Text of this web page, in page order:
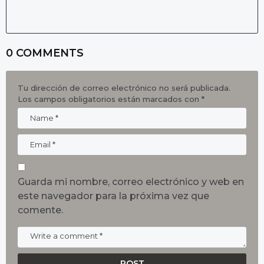
0 COMMENTS
Tu dirección de correo electrónico no será publicada.
Los campos obligatorios están marcados con *
Guarda mi nombre, correo electrónico y web en
este navegador para la próxima vez que
comente.